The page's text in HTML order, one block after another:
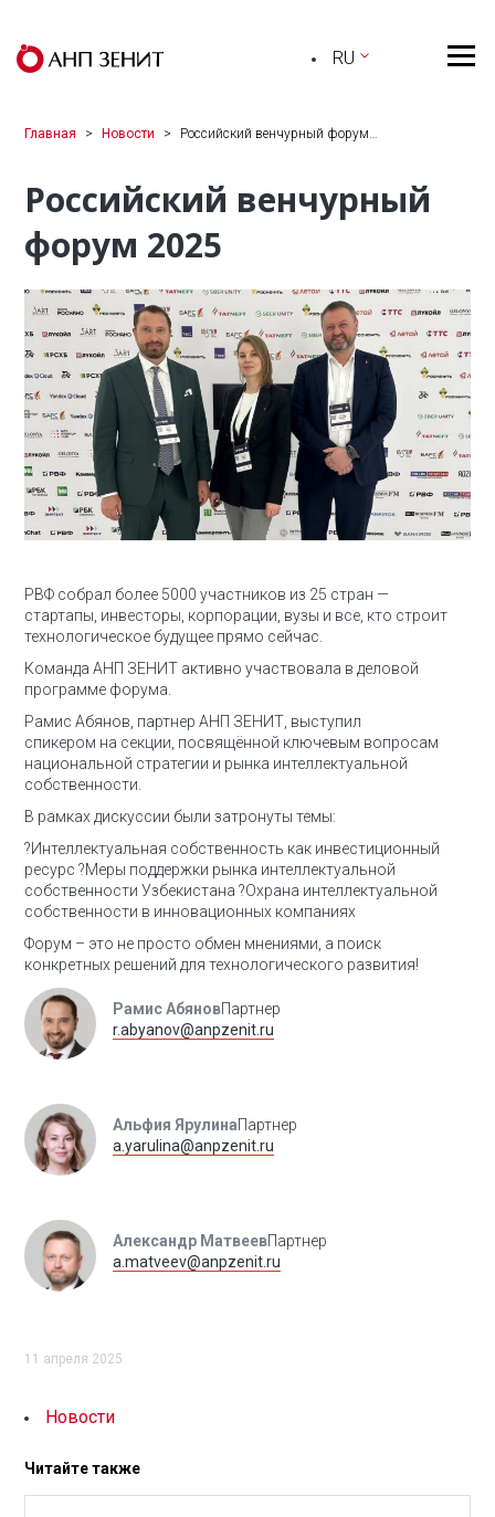
RU
Главная Новости Российский венчурный форум…
Российский венчурный
форум 2025
РВФ собрал более 5000 участников из 25 стран —
стартапы, инвесторы, корпорации, вузы и все, кто строит
технологическое будущее прямо сейчас.
Команда АНП ЗЕНИТ активно участвовала в деловой
программе форума.
Рамис Абянов, партнер АНП ЗЕНИТ, выступил
спикером на секции, посвящённой ключевым вопросам
национальной стратегии и рынка интеллектуальной
собственности.
В рамках дискуссии были затронуты темы:
?Интеллектуальная собственность как инвестиционный
ресурс ?Меры поддержки рынка интеллектуальной
собственности Узбекистана ?Охрана интеллектуальной
собственности в инновационных компаниях
Форум – это не просто обмен мнениями, а поиск
конкретных решений для технологического развития!
Рамис АбяновПартнер
r.abyanov@anpzenit.ru
Альфия ЯрулинаПартнер
a.yarulina@anpzenit.ru
Александр МатвеевПартнер
a.matveev@anpzenit.ru
11 апреля 2025
Новости
Читайте также